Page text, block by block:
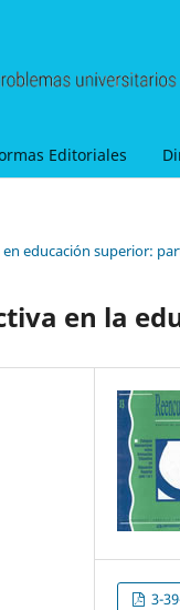
Editoriales
educación superior:
en la
3-